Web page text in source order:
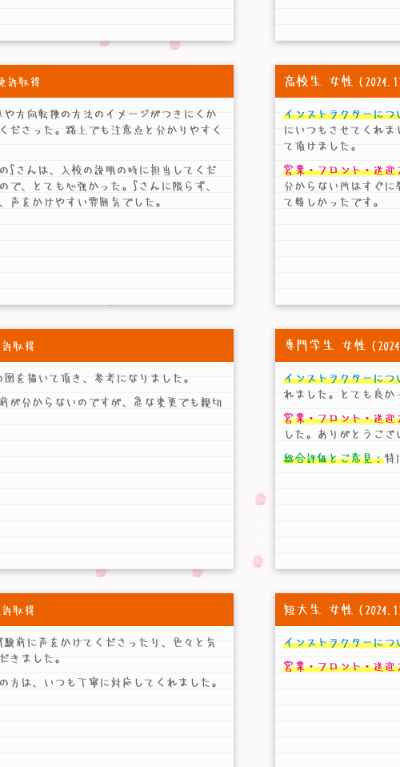
許取得
や方向転換の方法のイメージがつきにくか
ださった。路上でも注意点と分かりやすく
Sさんは、入校の説明の時に担当してくだ
、とても心強かった。Sさんに限らず、
声をかけやすい雰囲気でした。
高校生 女性 （
インストラクターにつ
にいつもさせてくれま
て頂けました。
営業・フロント・送迎
分からない所はすぐに
て嬉しかったです。
取得
を描いて頂き、参考になりました。
が分からないのですが、急な変更でも親切
専門学生 女性 （
インストラクターにつ
れました。とても良か
営業・フロント・送迎
した。ありがとうござ
総合評価とご意見：特
取得
験前に声をかけてくださったり、色々と気
きました。
方は、いつも丁寧に対応してくれました。
短大生 女性 （
インストラクターにつ
営業・フロント・送迎